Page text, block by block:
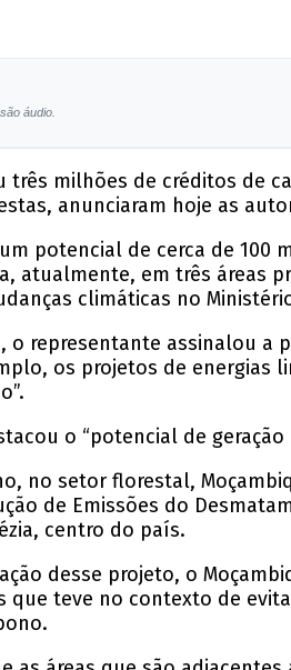
áudio.
três milhões de créditos de
anunciaram hoje as
potencial de cerca de
atualmente, em três áreas
climáticas no
o representante assinalou
os projetos de energias
o “potencial de
no setor florestal,
de Emissões do
centro do país.
desse projeto, o
que teve no contexto de